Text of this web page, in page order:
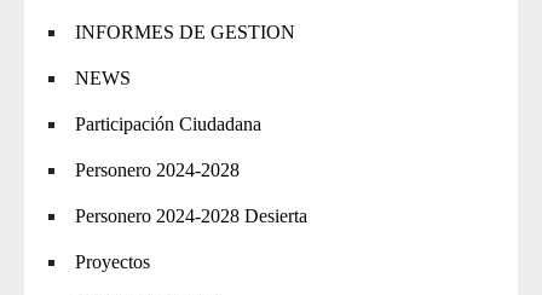
INFORMES DE GESTION
NEWS
Participación Ciudadana
Personero 2024-2028
Personero 2024-2028 Desierta
Proyectos